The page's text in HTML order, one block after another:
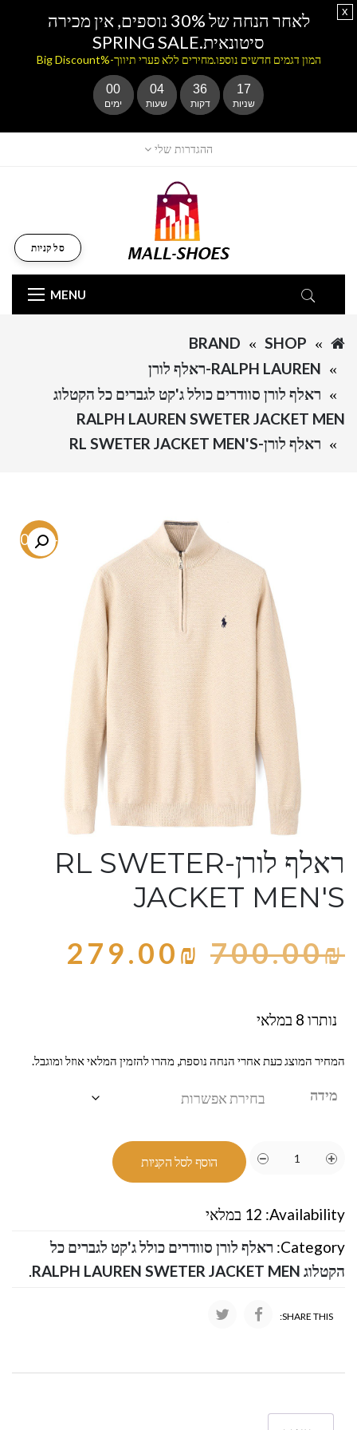
ההגדרות שלי
MENU
סל קניות
SHOP
BRAND
RALPH LAUREN-ראלף לורן
ראלף לורן סוודרים כולל ג'קט לגברים כל הקטלוג
RALPH LAUREN SWETER JACKET MEN
ראלף לורן-RL SWETER JACKET MEN'S
-60.1%
ראלף לורן-RL SWETER
JACKET MEN'S
700.00₪
279.00₪
נותרו 8 במלאי
המחיר המוצג כעת אחרי הנחה נוספת, מהרו להזמין המלאי אוזל ומוגבל.
מידה
הוסף לסל הקניות
Availability: 12 במלאי
Category: ראלף לורן סוודרים כולל ג'קט לגברים כל
הקטלוג RALPH LAUREN SWETER JACKET MEN
.
SHARE THIS:
לאחר הנחה של 30% נוספים, אין מכירה
סיטונאית.SPRING SALE
המון דגמים חדשים נוספו.מחירים ללא פערי תיווך-%Big Discount
00
ימים
04
שעות
36
דקות
17
שניות
x